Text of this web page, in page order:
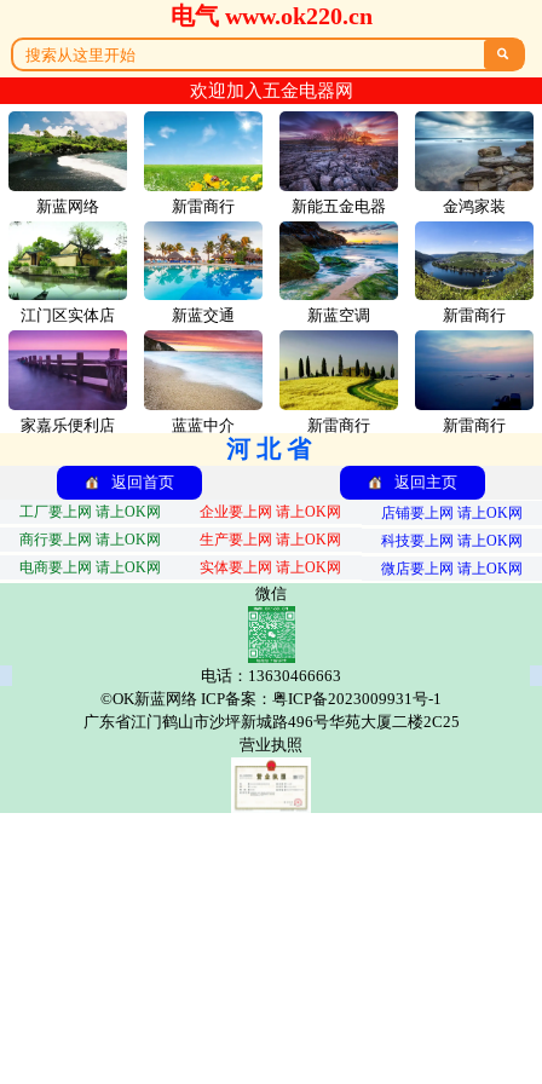
电气 www.ok220.cn

欢迎加入五金电器网
新蓝网络 新雷商行
江门区实体店 新蓝交通
家嘉乐便利店 蓝蓝中介
新能五金电器 金鸿家装
新蓝空调 新雷商行
新雷商行 新雷商行
河北省
返回首页 返回主页
工厂要上网 请上OK网 企业要上网 请上OK网
店铺要上网 请上OK网
商行要上网 请上OK网
生产要上网 请上OK网
科技要上网 请上OK网
电商要上网 请上OK网
实体要上网 请上OK网 微店要上网 请上OK网
微信
电话：13630466663
©OK新蓝网络 ICP备案：粤ICP备2023009931号-1
广东省江门鹤山市沙坪新城路496号华苑大厦二楼2C25
营业执照